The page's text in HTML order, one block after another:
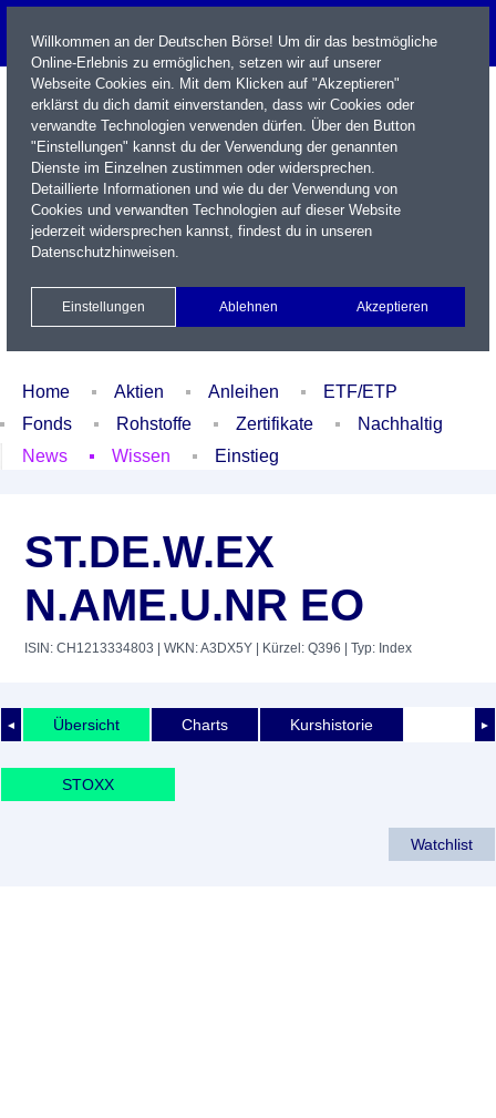
Name / WKN / ISIN / Kürzel
Xetra Realtime
Watchlist Portfolio Login
Home Aktien Anleihen
ETF/ETP
Fonds
Rohstoffe Zertifikate
Nachhaltig
News
Wissen Einstieg
ST.DE.W.EX
N.AME.U.NR EO
ISIN: CH1213334803 | WKN: A3DX5Y | Kürzel: Q396 | Typ: Index
◄ ►
Übersicht Charts Kurshistorie
STOXX
Watchlist
Willkommen an der Deutschen Börse! Um dir das bestmögliche
Online-Erlebnis zu ermöglichen, setzen wir auf unserer
Webseite Cookies ein. Mit dem Klicken auf "Akzeptieren"
erklärst du dich damit einverstanden, dass wir Cookies oder
verwandte Technologien verwenden dürfen. Über den Button
"Einstellungen" kannst du der Verwendung der genannten
Dienste im Einzelnen zustimmen oder widersprechen.
Detaillierte Informationen und wie du der Verwendung von
Cookies und verwandten Technologien auf dieser Website
jederzeit widersprechen kannst, findest du in unseren
Datenschutzhinweisen.
Einstellungen Ablehnen Akzeptieren